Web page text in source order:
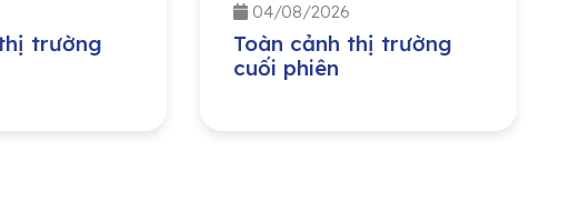
trường
04/08/2026
Toàn cảnh thị trường
cuối phiên